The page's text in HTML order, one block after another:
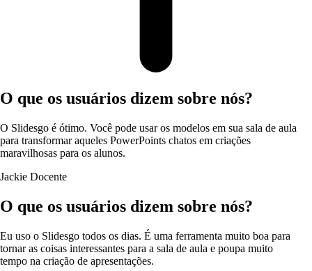
O que os usuários dizem sobre nós?
O Slidesgo é ótimo. Você pode usar os modelos em sua sala de aula
para transformar aqueles PowerPoints chatos em criações
maravilhosas para os alunos.
Jackie Docente
O que os usuários dizem sobre nós?
Eu uso o Slidesgo todos os dias. É uma ferramenta muito boa para
tornar as coisas interessantes para a sala de aula e poupa muito
tempo na criação de apresentações.